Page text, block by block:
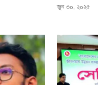
জুন ৩০, ২০২৫